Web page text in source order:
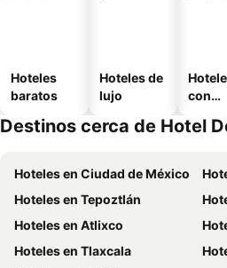
Hoteles
baratos
Hoteles de
lujo
con
Destinos cerca de Hotel
Hoteles en Ciudad de México
Hoteles en Tepoztlán
Hoteles en Atlixco
Hoteles en Tlaxcala